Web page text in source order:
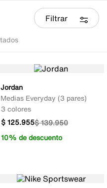
Filtrar
Jordan
Medias Everyday (3 pares)
3 colores
$139.950
$125.955
10% de descuento